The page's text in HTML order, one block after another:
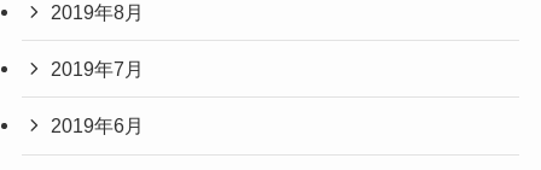
2019年8月
2019年7月
2019年6月